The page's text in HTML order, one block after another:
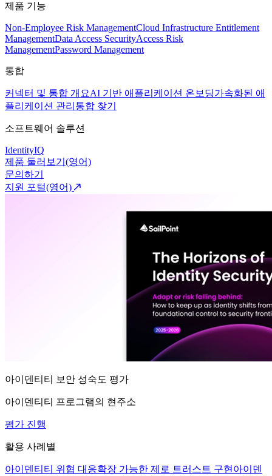
제품 기능
Non-Employee Risk ManagementCloud Infrastructure Entitlement
ManagementData Access SecurityAccess Risk
ManagementPassword Management
통합
커넥터 및 통합 개요AI 기반 애플리케이션 온보딩가속화된 애
플리케이션 관리 통합 찾기
소프트웨어 솔루션
IdentityIQ
제품 둘러보기(영어)
문의하기
지원 포털(영어)
아이덴티티 보안 성숙도 평가
아이덴티티 프로그램의 현주소
평가 진행
활용 사례별
아이덴티티 위협 대응확장 가능한 제로 트러스트 구현 아이덴